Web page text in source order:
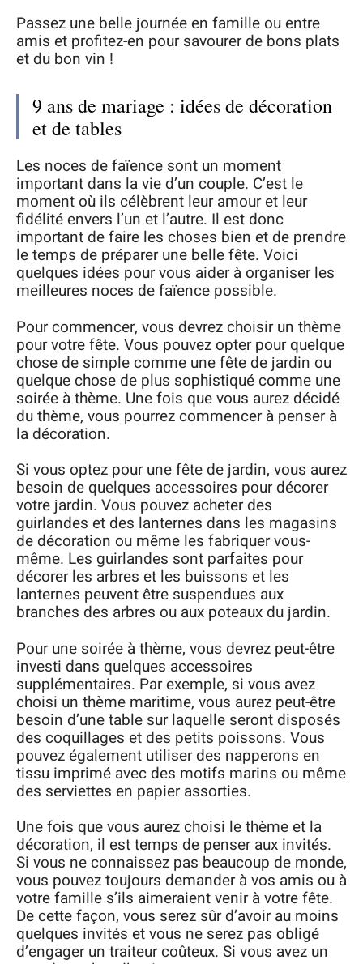
Passez une belle journée en famille ou entre
amis et profitez-en pour savourer de bons plats
et du bon vin !
9 ans de mariage : idées de décoration
et de tables
Les noces de faïence sont un moment
important dans la vie d’un couple. C’est le
moment où ils célèbrent leur amour et leur
fidélité envers l’un et l’autre. Il est donc
important de faire les choses bien et de prendre
le temps de préparer une belle fête. Voici
quelques idées pour vous aider à organiser les
meilleures noces de faïence possible.
Pour commencer, vous devrez choisir un thème
pour votre fête. Vous pouvez opter pour quelque
chose de simple comme une fête de jardin ou
quelque chose de plus sophistiqué comme une
soirée à thème. Une fois que vous aurez décidé
du thème, vous pourrez commencer à penser à
la décoration.
Si vous optez pour une fête de jardin, vous aurez
besoin de quelques accessoires pour décorer
votre jardin. Vous pouvez acheter des
guirlandes et des lanternes dans les magasins
de décoration ou même les fabriquer vous-
même. Les guirlandes sont parfaites pour
décorer les arbres et les buissons et les
lanternes peuvent être suspendues aux
branches des arbres ou aux poteaux du jardin.
Pour une soirée à thème, vous devrez peut-être
investi dans quelques accessoires
supplémentaires. Par exemple, si vous avez
choisi un thème maritime, vous aurez peut-être
besoin d’une table sur laquelle seront disposés
des coquillages et des petits poissons. Vous
pouvez également utiliser des napperons en
tissu imprimé avec des motifs marins ou même
des serviettes en papier assorties.
Une fois que vous aurez choisi le thème et la
décoration, il est temps de penser aux invités.
Si vous ne connaissez pas beaucoup de monde,
vous pouvez toujours demander à vos amis ou à
votre famille s’ils aimeraient venir à votre fête.
De cette façon, vous serez sûr d’avoir au moins
quelques invités et vous ne serez pas obligé
d’engager un traiteur coûteux. Si vous avez un